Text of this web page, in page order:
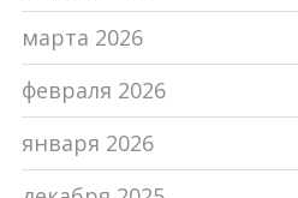
марта 2026
февраля 2026
января 2026